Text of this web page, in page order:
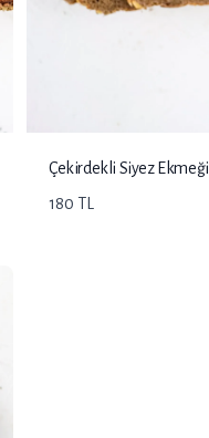
Çekirdekli Siyez Ekmeği
180 TL